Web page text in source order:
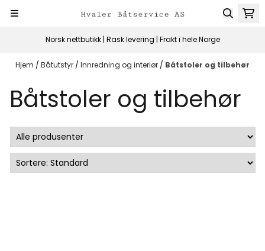
Hopp til innhold
Norsk nettbutikk | Rask levering | Frakt i hele Norge
Hjem / Båtutstyr / Innredning og interiør / Båtstoler og tilbehør
Båtstoler og tilbehør